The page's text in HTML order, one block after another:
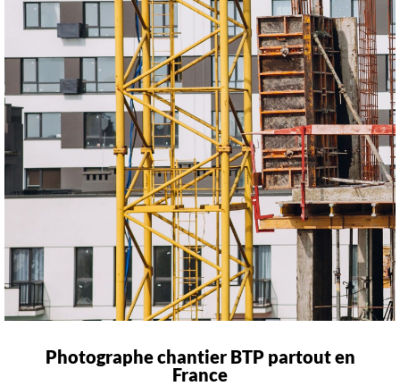
Photographe chantier BTP partout en
France